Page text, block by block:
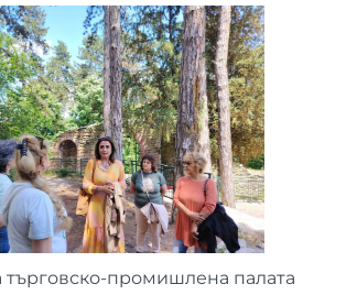
търговско-промишлена палата